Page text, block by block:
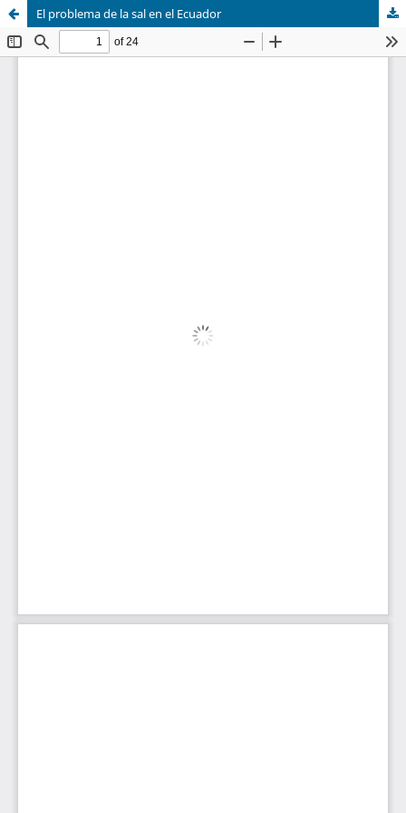
El problema de la sal en el Ecuador